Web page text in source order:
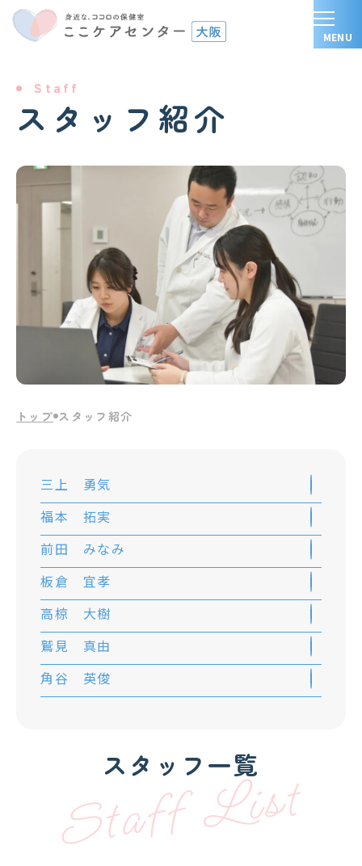
Staff
スタッフ紹介
トップ スタッフ紹介
三上 勇気
福本 拓実
前田 みなみ
板倉 宜孝
高椋 大樹
鷲見 真由
角谷 英俊
スタッフ一覧
Staff List